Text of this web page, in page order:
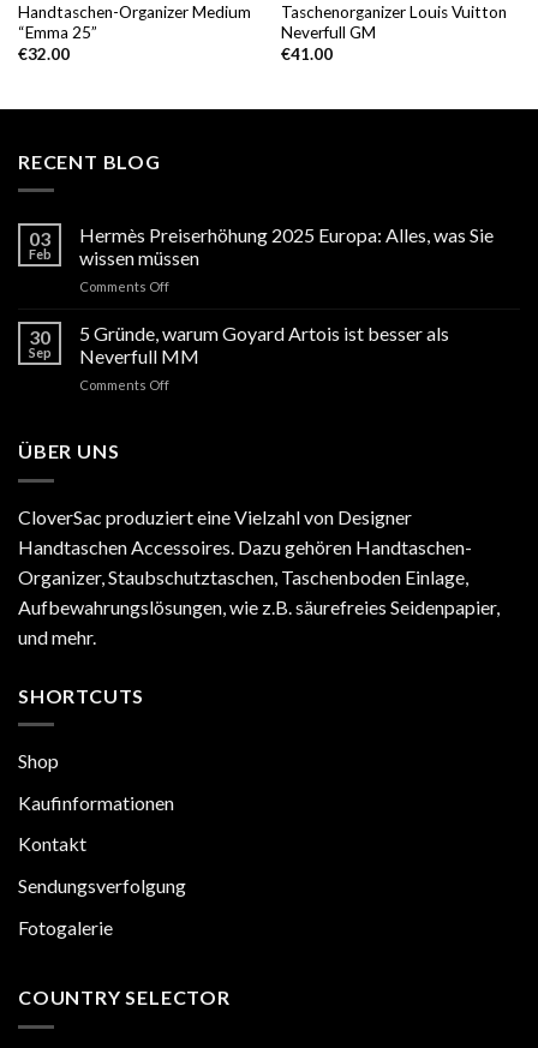
Handtaschen-Organizer Medium
“Emma 25”
€32.00
Taschenorganizer Louis Vuitton
Neverfull GM
€41.00
RECENT BLOG
03
Feb
Hermès Preiserhöhung 2025 Europa: Alles, was Sie
wissen müssen
Comments Offon
Preiserhöhung
Europa:
Alles,
30
Sep
5 Gründe, warum Goyard Artois ist besser als
Neverfull MM
Comments Offon
besser
als
MM
ÜBER UNS
CloverSac produziert eine Vielzahl von Designer
Handtaschen Accessoires. Dazu gehören Handtaschen-
Organizer, Staubschutztaschen, Taschenboden Einlage,
Aufbewahrungslösungen, wie z.B. säurefreies Seidenpapier,
und mehr.
SHORTCUTS
Shop
Kaufinformationen
Kontakt
Sendungsverfolgung
Fotogalerie
COUNTRY SELECTOR